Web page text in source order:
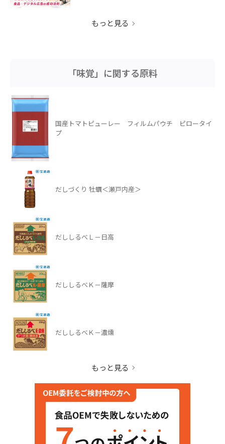
もっと見る
「味覚」に関する原料
国産トマトピューレー フィルムパウチ ピロータイ
プ
だしづくり 牡蠣＜瀬戸内産＞
だししるべＬ－日高
だししるべＫ－薩摩
だししるべＫ－濃燻
もっと見る